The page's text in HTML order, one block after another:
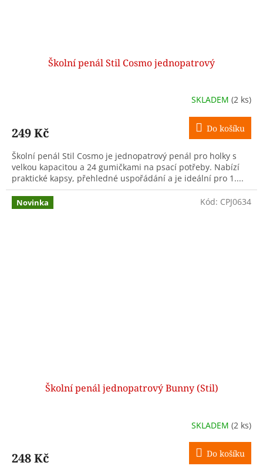
Školní penál Stil Cosmo jednopatrový
SKLADEM (2 ks)
249 Kč Do košíku
Školní penál Stil Cosmo je jednopatrový penál pro holky s
velkou kapacitou a 24 gumičkami na psací potřeby. Nabízí
praktické kapsy, přehledné uspořádání a je ideální pro 1....
Novinka
Školní penál jednopatrový Bunny (Stil)
SKLADEM (2 ks)
248 Kč Do košíku
Kód: CPJ0634